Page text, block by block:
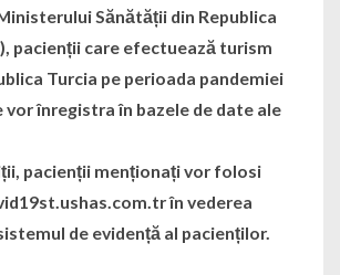
Sănătății din Republica
pacienții care efectuează turism
Turcia pe perioada pandemiei
vor înregistra în bazele de date ale
pacienții menționați vor folosi
în vederea
de evidență al pacienților.